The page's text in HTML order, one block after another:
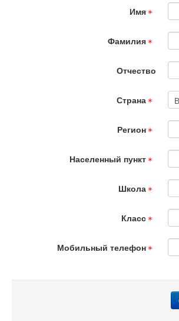
Имя
Фамилия
Отчество
Страна
Регион
Населенный пункт
Школа
Класс
Мобильный телефон